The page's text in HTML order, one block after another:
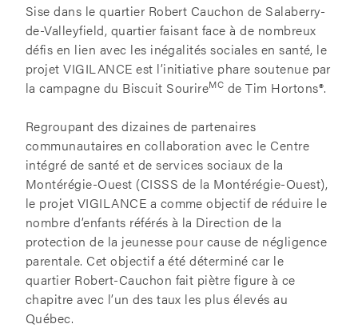
Sise dans le quartier Robert Cauchon de Salaberry-
de-Valleyfield, quartier faisant face à de nombreux
défis en lien avec les inégalités sociales en santé, le
projet VIGILANCE est l’initiative phare soutenue par
la campagne du Biscuit SourireMC de Tim Hortons®.
Regroupant des dizaines de partenaires
communautaires en collaboration avec le Centre
intégré de santé et de services sociaux de la
Montérégie-Ouest (CISSS de la Montérégie-Ouest),
le projet VIGILANCE a comme objectif de réduire le
nombre d’enfants référés à la Direction de la
protection de la jeunesse pour cause de négligence
parentale. Cet objectif a été déterminé car le
quartier Robert-Cauchon fait piètre figure à ce
chapitre avec l’un des taux les plus élevés au
Québec.